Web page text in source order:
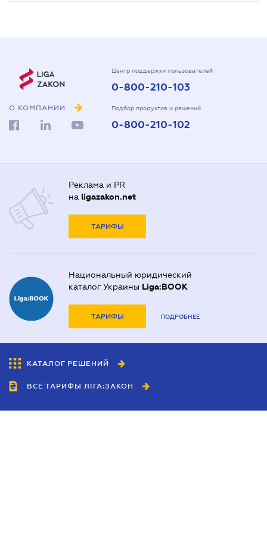
О КОМПАНИИ
Центр поддержки пользователей
0-800-210-103
Подбор продуктов и решений
0-800-210-102
Реклама и PR
на ligazakon.net
ТАРИФЫ
Национальный юридический
каталог Украины Liga:BOOK
ТАРИФЫ ПОДРОБНЕЕ
КАТАЛОГ РЕШЕНИЙ
ВСЕ ТАРИФЫ ЛІГА:ЗАКОН